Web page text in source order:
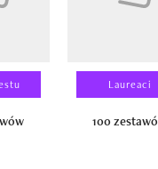
Laureaci
100